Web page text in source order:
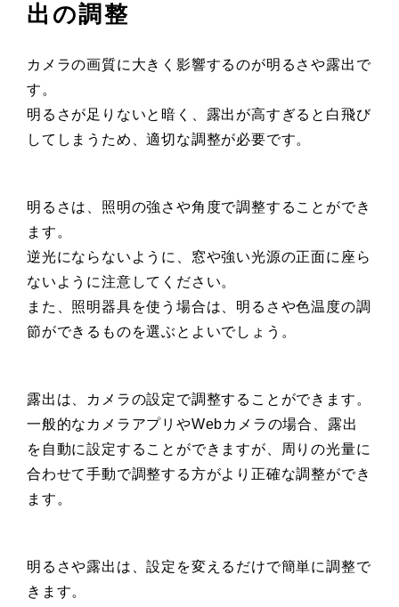
出の調整
カメラの画質に大きく影響するのが明るさや露出で
す。
明るさが足りないと暗く、露出が高すぎると白飛び
してしまうため、適切な調整が必要です。
明るさは、照明の強さや角度で調整することができ
ます。
逆光にならないように、窓や強い光源の正面に座ら
ないように注意してください。
また、照明器具を使う場合は、明るさや色温度の調
節ができるものを選ぶとよいでしょう。
露出は、カメラの設定で調整することができます。
一般的なカメラアプリやWebカメラの場合、露出
を自動に設定することができますが、周りの光量に
合わせて手動で調整する方がより正確な調整ができ
ます。
明るさや露出は、設定を変えるだけで簡単に調整で
きます。